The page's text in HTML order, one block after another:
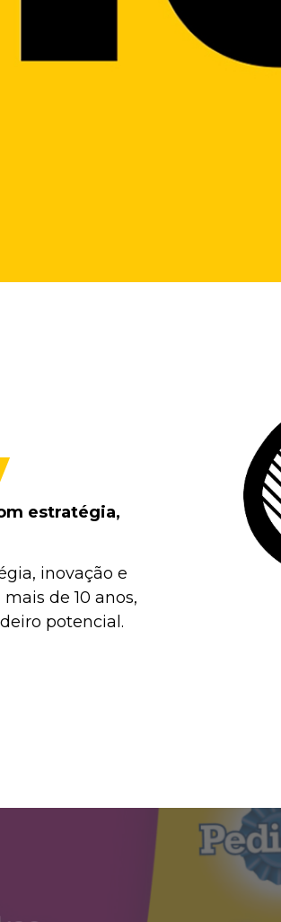
estratégia,
inovação e
de 10 anos,
potencial.